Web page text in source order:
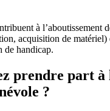
à l’aboutissement
acquisition de matériel)
de handicap.
prendre part
?